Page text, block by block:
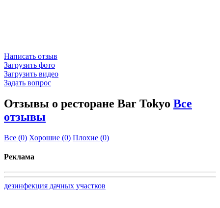
Написать отзыв
Загрузить фото
Загрузить видео
Задать вопрос
Отзывы о ресторане Bar Tokyo Все
отзывы
Все (0) Хорошие (0) Плохие (0)
Реклама
дезинфекция дачных участков